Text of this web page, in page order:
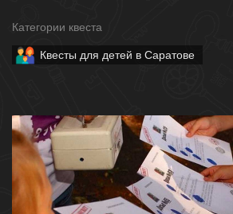
Категории квеста
Квесты для детей в Саратове